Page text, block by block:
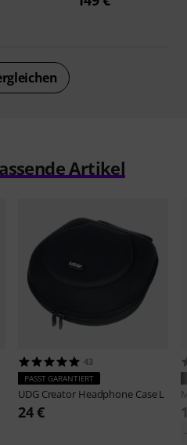
Artikel
43
PASST GARANTIERT
UDG Creator Headphone Case L
24 €